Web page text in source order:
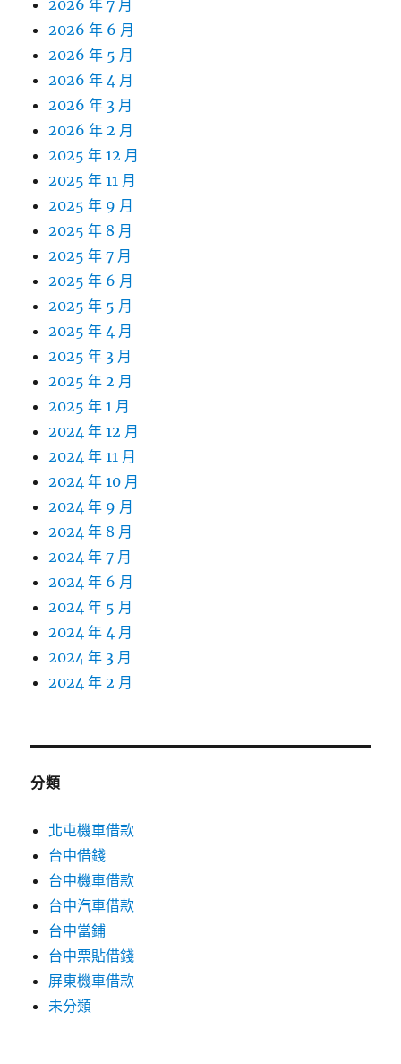
2026 年 7 月
2026 年 6 月
2026 年 5 月
2026 年 4 月
2026 年 3 月
2026 年 2 月
2025 年 12 月
2025 年 11 月
2025 年 9 月
2025 年 8 月
2025 年 7 月
2025 年 6 月
2025 年 5 月
2025 年 4 月
2025 年 3 月
2025 年 2 月
2025 年 1 月
2024 年 12 月
2024 年 11 月
2024 年 10 月
2024 年 9 月
2024 年 8 月
2024 年 7 月
2024 年 6 月
2024 年 5 月
2024 年 4 月
2024 年 3 月
2024 年 2 月
分類
北屯機車借款
台中借錢
台中機車借款
台中汽車借款
台中當鋪
台中票貼借錢
屏東機車借款
未分類